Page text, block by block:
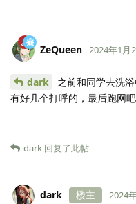
ZeQueen 2024年1月
dark
之前和同学去洗
有好几个打呼的，最后跑网
dark 回复了此帖
dark 楼主 2024